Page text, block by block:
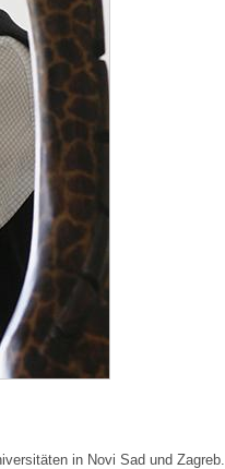
in Novi Sad und Zagreb.